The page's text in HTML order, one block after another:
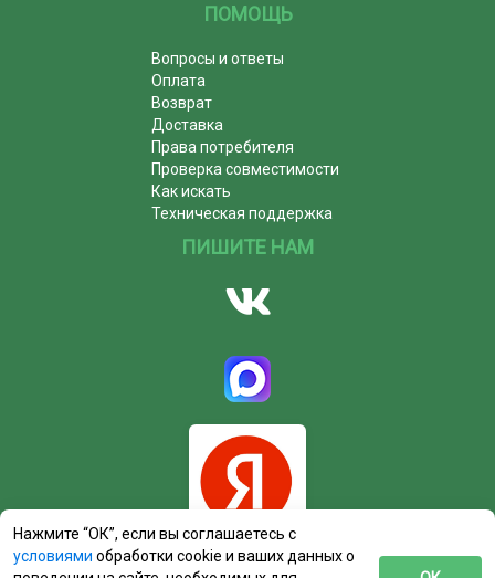
ПОМОЩЬ
Вопросы и ответы
Оплата
Возврат
Доставка
Права потребителя
Проверка совместимости
Как искать
Техническая поддержка
ПИШИТЕ НАМ
Нажмите “ОК”, если вы соглашаетесь с
условиями обработки cookie и ваших данных о